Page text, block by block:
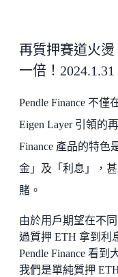
再質押賽道火燙
一倍！
Pendle Finance 不
Eigen Layer 引領的
Finance 產品的特色
金」及「利息」，
賭。
由於用戶期望在不
過質押 ETH 拿到利
Pendle Finance 看
我們是單純質押